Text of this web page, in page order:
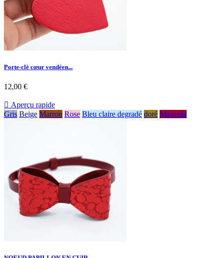
Porte-clè cœur vendéen...
12,00 €
 Aperçu rapide
Gris Beige Marron Rose Bleu claire degradé doré Magenta